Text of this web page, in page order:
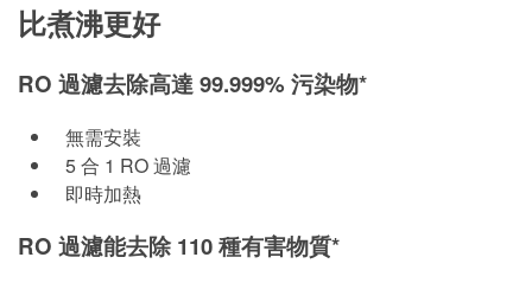
比煮沸更好
RO 過濾去除高達 99.999% 污染物*
無需安裝
5 合 1 RO 過濾
即時加熱
RO 過濾能去除 110 種有害物質*